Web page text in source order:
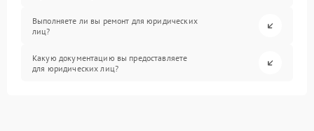
Выполняете ли вы ремонт для юридических
лиц?
Какую документацию вы предоставляете
для юридических лиц?